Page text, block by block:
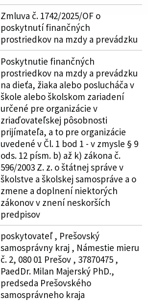
Zmluva č. 1742/2025/OF o
poskytnutí finančných
prostriedkov na mzdy a prevádzku
Poskytnutie finančných
prostriedkov na mzdy a prevádzku
na dieťa, žiaka alebo poslucháča v
škole alebo školskom zariadení
určené pre organizácie v
zriaďovateľskej pôsobnosti
prijímateľa, a to pre organizácie
uvedené v Čl. 1 bod 1 - v zmysle § 9
ods. 12 písm. b) až k) zákona č.
596/2003 Z. z. o štátnej správe v
školstve a školskej samospráve a o
zmene a doplnení niektorých
zákonov v znení neskorších
predpisov
poskytovateľ , Prešovský
samosprávny kraj , Námestie mieru
č. 2, 080 01 Prešov , 37870475 ,
PaedDr. Milan Majerský PhD.,
predseda Prešovského
samosprávneho kraja